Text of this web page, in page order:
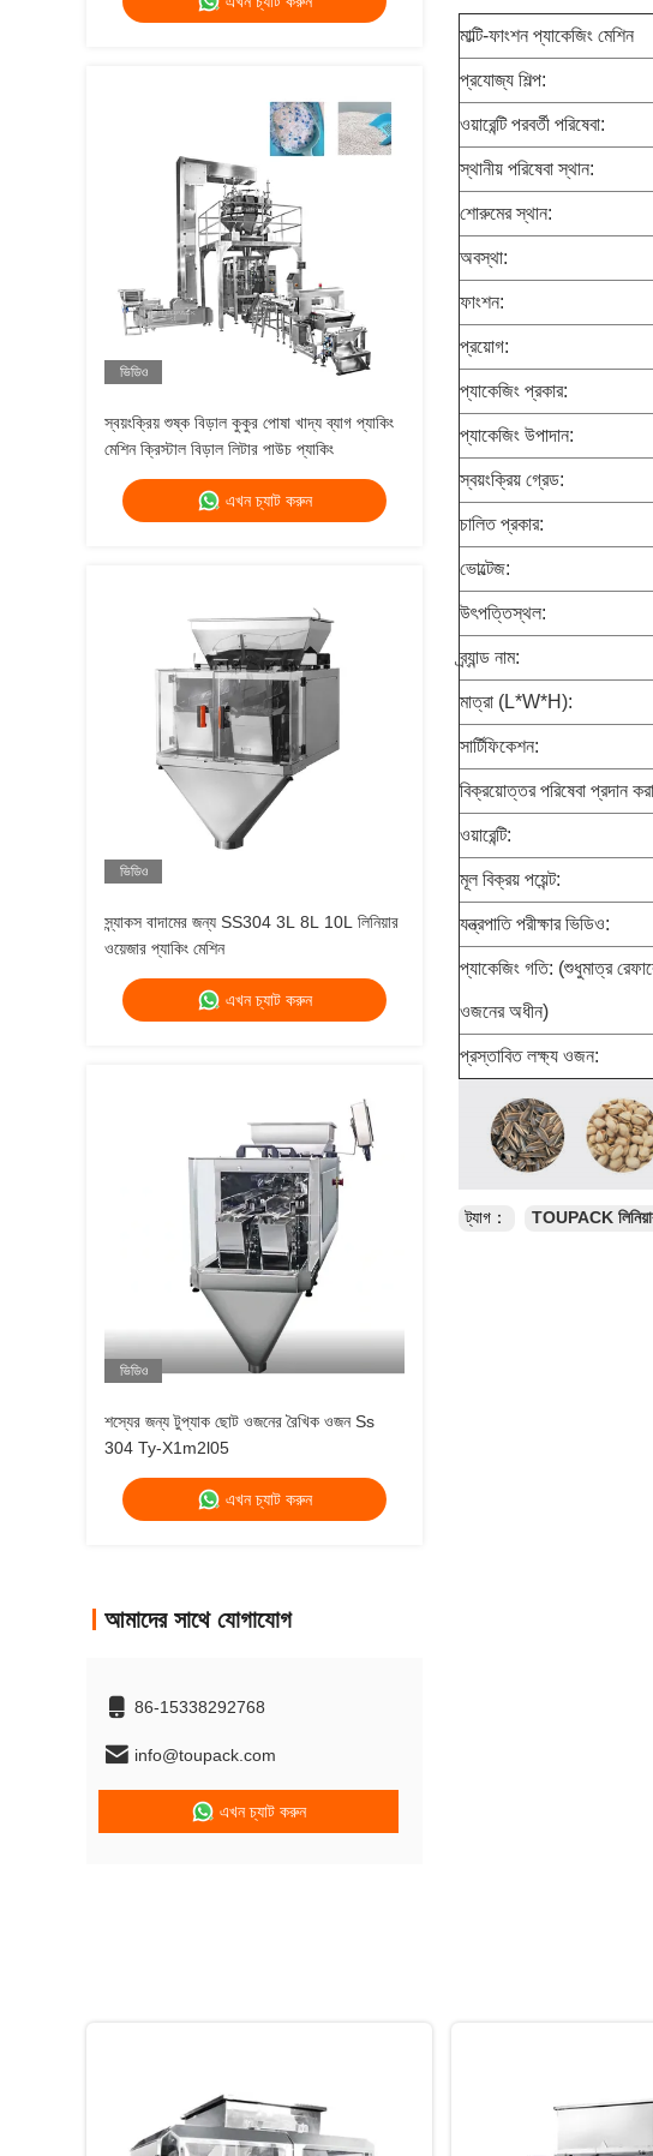
ভিডিও
স্বয়ংক্রিয় শুষ্ক বিড়াল কুকুর পোষা খাদ্য ব্যাগ প্যাকিং
মেশিন ক্রিস্টাল বিড়াল লিটার পাউচ প্যাকিং
এখন চ্যাট করুন
ভিডিও
স্ন্যাকস বাদামের জন্য SS304 3L 8L 10L লিনিয়ার
ওয়েজার প্যাকিং মেশিন
এখন চ্যাট করুন
ভিডিও
শস্যের জন্য টুপ্যাক ছোট ওজনের রৈখিক ওজন Ss
304 Ty-X1m2l05
এখন চ্যাট করুন
আমাদের সাথে যোগাযোগ
86-15338292768
info@toupack.com
এখন চ্যাট করুন
মাল্টি-ফাংশন প্যাকেজিং মেশিন
প্রযোজ্য শিল্প:
ওয়ারেন্টি পরবর্তী পরিষেবা:
স্থানীয় পরিষেবা স্থান:
শোরুমের স্থান:
অবস্থা:
ফাংশন:
প্রয়োগ:
প্যাকেজিং প্রকার:
প্যাকেজিং উপাদান:
স্বয়ংক্রিয় গ্রেড:
চালিত প্রকার:
ভোল্টেজ:
উৎপত্তিস্থল:
ব্র্যান্ড নাম:
মাত্রা (L*W*H):
সার্টিফিকেশন:
বিক্রয়োত্তর পরিষেবা প্রদান
ওয়ারেন্টি:
মূল বিক্রয় পয়েন্ট:
যন্ত্রপাতি পরীক্ষার ভিডিও:
প্যাকেজিং গতি: (শুধুমাত্র
ওজনের অধীন)
প্রস্তাবিত লক্ষ্য ওজন:
ট্যাগ： TOUPACK